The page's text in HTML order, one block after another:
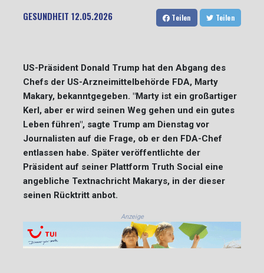
GESUNDHEIT 12.05.2026 Teilen Teilen
US-Präsident Donald Trump hat den Abgang des
Chefs der US-Arzneimittelbehörde FDA, Marty
Makary, bekanntgegeben. "Marty ist ein großartiger
Kerl, aber er wird seinen Weg gehen und ein gutes
Leben führen", sagte Trump am Dienstag vor
Journalisten auf die Frage, ob er den FDA-Chef
entlassen habe. Später veröffentlichte der
Präsident auf seiner Plattform Truth Social eine
angebliche Textnachricht Makarys, in der dieser
seinen Rücktritt anbot.
Anzeige